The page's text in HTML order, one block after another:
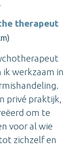
therapeut
ik werkzaam in
privé praktijk,
om te
voor al wie
zichzelf en